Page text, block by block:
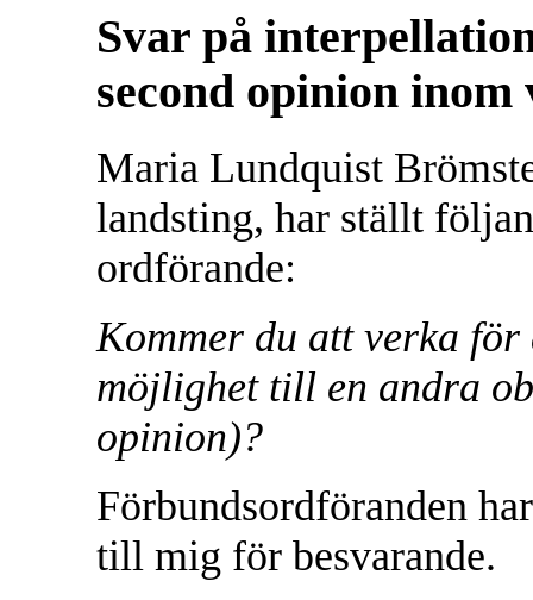
Svar på
second opinion
Maria Lundquist
landsting, har ställt
ordförande:
Kommer du att verka
möjlighet till en andra
opinion)?
Förbundsordföranden
till mig för besvarande.